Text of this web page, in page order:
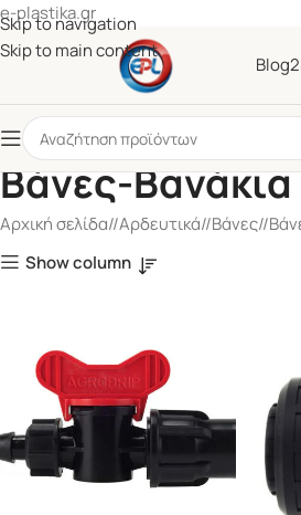
e-plastika.gr
Skip to navigation
Skip to main content
Blog
Βάνες-Βανάκια
Αρχική σελίδα/ Αρδευτικά/ Βάνες/
Show column